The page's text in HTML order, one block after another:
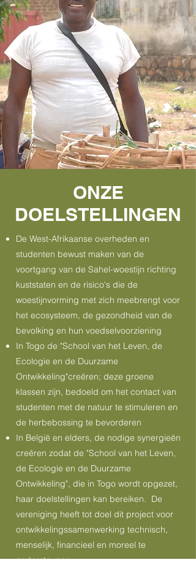
ONZE
DOELSTELLINGEN
De West-Afrikaanse overheden en
studenten bewust maken van de
voortgang van de Sahel-woestijn richting
kuststaten en de risico's die de
woestijnvorming met zich meebrengt voor
het ecosysteem, de gezondheid van de
bevolking en hun voedselvoorziening
In Togo de "School van het Leven, de
Ecologie en de Duurzame
Ontwikkeling"creëren; deze groene
klassen zijn, bedoeld om het contact van
studenten met de natuur te stimuleren en
de herbebossing te bevorderen
In België en elders, de nodige synergieën
creëren zodat de "School van het Leven,
de Ecologie en de Duurzame
Ontwikkeling", die in Togo wordt opgezet,
haar doelstellingen kan bereiken. De
vereniging heeft tot doel dit project voor
ontwikkelingssamenwerking technisch,
menselijk, financieel en moreel te
ondersteunen.